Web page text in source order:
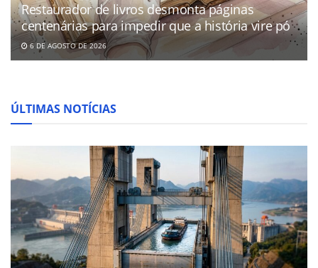
Restaurador de livros desmonta páginas
centenárias para impedir que a história vire pó
6 DE AGOSTO DE 2026
ÚLTIMAS NOTÍCIAS